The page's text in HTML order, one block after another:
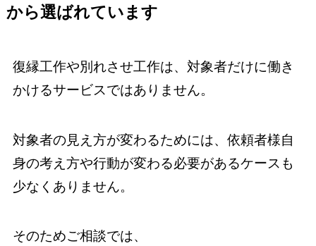
から選ばれています
復縁工作や別れさせ工作は、対象者だけに働き
かけるサービスではありません。
対象者の見え方が変わるためには、依頼者様自
身の考え方や行動が変わる必要があるケースも
少なくありません。
そのためご相談では、